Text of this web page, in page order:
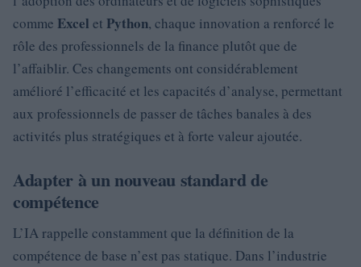
comme Excel et Python, chaque innovation a renforcé le
rôle des professionnels de la finance plutôt que de
l’affaiblir. Ces changements ont considérablement
amélioré l’efficacité et les capacités d’analyse, permettant
aux professionnels de passer de tâches banales à des
activités plus stratégiques et à forte valeur ajoutée.
Adapter à un nouveau standard de
compétence
L’IA rappelle constamment que la définition de la
compétence de base n’est pas statique. Dans l’industrie